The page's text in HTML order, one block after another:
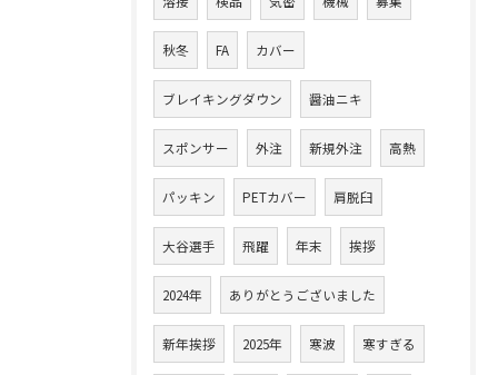
秋冬 FA カバー
ブレイキングダウン 醤油ニキ
スポンサー 外注 新規外注 高熱
パッキン PETカバー 肩脱臼
大谷選手 飛躍 年末 挨拶
2024年 ありがとうございました
新年挨拶 2025年 寒波 寒すぎる